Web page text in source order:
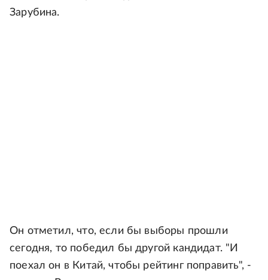
Зарубина.
Он отметил, что, если бы выборы прошли
сегодня, то победил бы другой кандидат. "И
поехал он в Китай, чтобы рейтинг поправить", -